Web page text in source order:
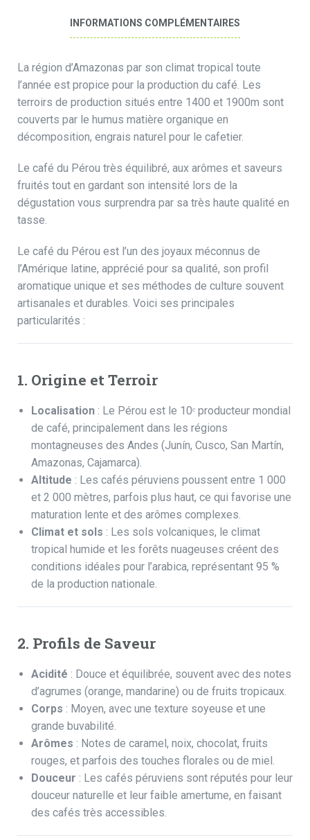
INFORMATIONS COMPLÉMENTAIRES
La région d’Amazonas par son climat tropical toute
l’année est propice pour la production du café. Les
terroirs de production situés entre 1400 et 1900m sont
couverts par le humus matière organique en
décomposition, engrais naturel pour le cafetier.
Le café du Pérou très équilibré, aux arômes et saveurs
fruités tout en gardant son intensité lors de la
dégustation vous surprendra par sa très haute qualité en
tasse.
Le café du Pérou est l’un des joyaux méconnus de
l’Amérique latine, apprécié pour sa qualité, son profil
aromatique unique et ses méthodes de culture souvent
artisanales et durables. Voici ses principales
particularités :
1. Origine et Terroir
Localisation : Le Pérou est le 10ᵉ producteur mondial
de café, principalement dans les régions
montagneuses des Andes (Junín, Cusco, San Martín,
Amazonas, Cajamarca).
Altitude : Les cafés péruviens poussent entre 1 000
et 2 000 mètres, parfois plus haut, ce qui favorise une
maturation lente et des arômes complexes.
Climat et sols : Les sols volcaniques, le climat
tropical humide et les forêts nuageuses créent des
conditions idéales pour l’arabica, représentant 95 %
de la production nationale.
2. Profils de Saveur
Acidité : Douce et équilibrée, souvent avec des notes
d’agrumes (orange, mandarine) ou de fruits tropicaux.
Corps : Moyen, avec une texture soyeuse et une
grande buvabilité.
Arômes : Notes de caramel, noix, chocolat, fruits
rouges, et parfois des touches florales ou de miel.
Douceur : Les cafés péruviens sont réputés pour leur
douceur naturelle et leur faible amertume, en faisant
des cafés très accessibles.